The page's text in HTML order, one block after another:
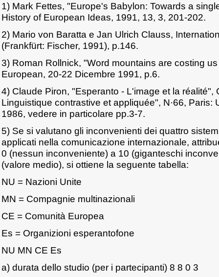
1) Mark Fettes, "Europe's Babylon: Towards a
History of European Ideas, 1991, 13, 3, 201-202.
2) Mario von Baratta e Jan Ulrich Clauss,
(Frankfürt: Fischer, 1991), p.146.
3) Roman Rollnick, "Word mountains are costing
European, 20-22 Dicembre 1991, p.6.
4) Claude Piron, "Esperanto - L'image et la réalité",
Linguistique contrastive et appliquée", N·66, Paris:
1986, vedere in particolare pp.3-7.
5) Se si valutano gli inconvenienti dei quattro
applicati nella comunicazione internazionale,
0 (nessun inconveniente) a 10 (giganteschi
(valore medio), si ottiene la seguente tabella:
NU = Nazioni Unite
MN = Compagnie multinazionali
CE = Comunità Europea
Es = Organizioni esperantofone
NU MN CE Es
a) durata dello studio (per i partecipanti) 8 8 0 3